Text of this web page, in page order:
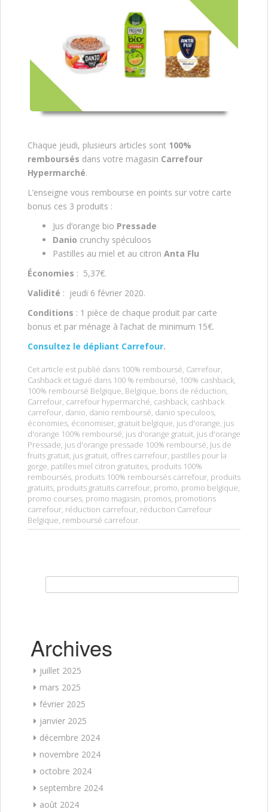
Chaque jeudi, plusieurs articles sont 100%
remboursés dans votre magasin Carrefour
Hypermarché.
L’enseigne vous rembourse en points sur votre carte
bonus ces 3 produits :
Jus d’orange bio Pressade
Danio crunchy spéculoos
Pastilles au miel et au citron Anta Flu
Économies : 5,37€.
Validité : jeudi 6 février 2020.
Conditions : 1 pièce de chaque produit par carte
bonus et par ménage à l’achat de minimum 15€.
Consultez le dépliant Carrefour.
Cet article est publié dans 100% remboursé, Carrefour,
Cashback et tagué dans 100 % remboursé, 100% cashback,
100% remboursé Belgique, Belgique, bons de réduction,
Carrefour, carrefour hypermarché, cashback, cashback
carrefour, danio, danio remboursé, danio speculoos,
économies, économiser, gratuit belgique, jus d'orange, jus
d'orange 100% remboursé, jus d'orange gratuit, jus d'orange
Pressade, jus d'orange pressade 100% remboursé, Jus de
fruits gratuit, jus gratuit, offres carrefour, pastilles pour la
gorge, patilles miel citron gratuites, produits 100%
remboursés, produits 100% remboursés carrefour, produits
gratuits, produits gratuits carrefour, promo, promo belgique,
promo courses, promo magasin, promos, promotions
carrefour, réduction carrefour, réduction Carrefour
Belgique, remboursé carrefour.
Archives
juillet 2025
mars 2025
février 2025
janvier 2025
décembre 2024
novembre 2024
octobre 2024
septembre 2024
août 2024